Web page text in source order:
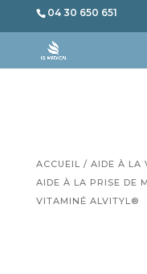
04 30 650 651
ACCUEIL / AIDE À LA
AIDE À LA PRISE DE
VITAMINÉ ALVITYL®